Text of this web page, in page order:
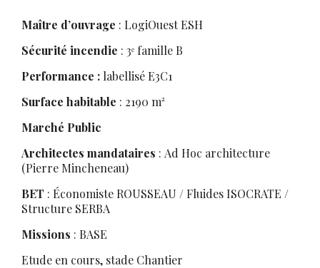
Maître d’ouvrage : LogiOuest ESH
Sécurité incendie : 3ᵉ famille B
Performance : labellisé E3C1
Surface habitable : 2190 m²
Marché Public
Architectes mandataires : Ad Hoc architecture
(Pierre Mincheneau)
BET : Économiste ROUSSEAU / Fluides ISOCRATE /
Structure SERBA
Missions : BASE
Etude en cours, stade Chantier